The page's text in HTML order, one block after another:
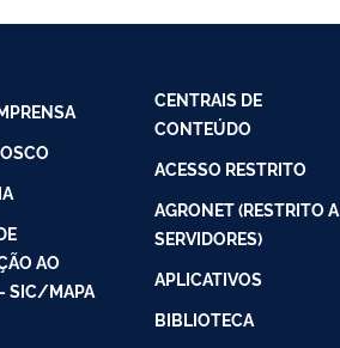
AO
SIC/MAPA
CENTRAIS DE
CONTEÚDO
ACESSO RESTRITO
AGRONET (RESTRITO A
SERVIDORES)
APLICATIVOS
BIBLIOTECA